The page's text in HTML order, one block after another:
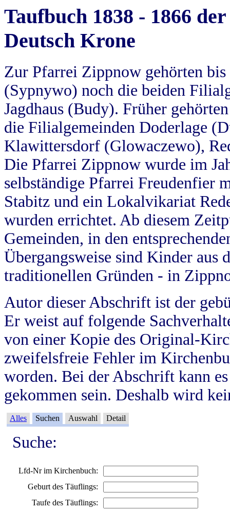
Taufbuch 1838 - 1866
Deutsch Krone
Zur Pfarrei Zippnow gehörten
(Sypnywo) noch die beiden
Jagdhaus (Budy). Früher
die Filialgemeinden Doderlage
Klawittersdorf (Glowaczewo),
Die Pfarrei Zippnow wurde im
selbständige Pfarrei Freudenfier
Stabitz und ein Lokalvikariat
wurden errichtet. Ab diesem
Gemeinden, in den
Übergangsweise sind Kinder aus
traditionellen Gründen - in
Autor dieser Abschrift ist der
Er weist auf folgende
von einer Kopie des Original-
zweifelsfreie Fehler im
worden. Bei der Abschrift kann
gekommen sein. Deshalb wird
Alles Suchen Auswahl Detail
Suche:
Lfd-Nr im Kirchenbuch:
Geburt des Täuflings:
Taufe des Täuflings: